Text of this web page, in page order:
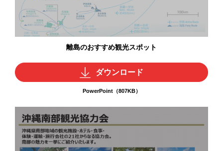
離島のおすすめ観光スポット
ダウンロード
PowerPoint（807KB）